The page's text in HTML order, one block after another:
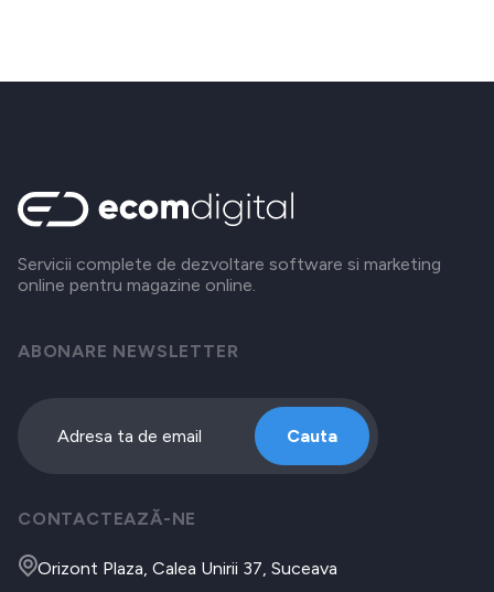
Servicii complete de dezvoltare software si marketing
online pentru magazine online.
ABONARE NEWSLETTER
Cauta
CONTACTEAZĂ-NE
Orizont Plaza, Calea Unirii 37, Suceava